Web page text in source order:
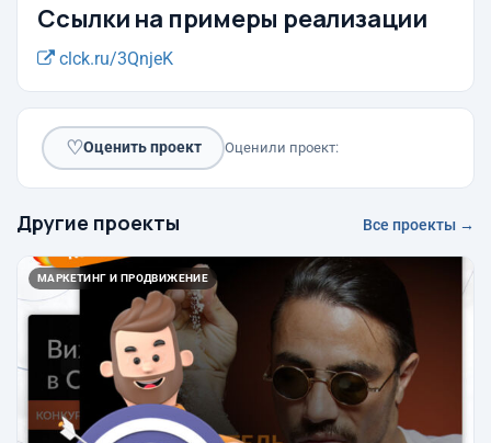
Ссылки на примеры реализации
clck.ru/3QnjeK
♡Оценить проект Оценили проект:
Другие проекты Все проекты →
МАРКЕТИНГ И ПРОДВИЖЕНИЕ